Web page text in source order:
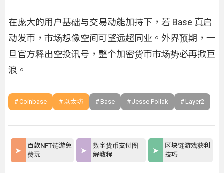
在庞大的用户基础与交易动能加持下，若 Base 真启
动发币，市场想像空间可望远超同业。外界预期，一
旦官方释出空投讯号，整个加密货币市场势必再掀巨
浪。
Coinbase 以太坊 Base Jesse Pollak Layer2
百款NFT链游免
费玩
数字货币支付图
解教程
区块链游戏获利
技巧